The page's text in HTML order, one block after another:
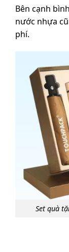
Bên cạnh
nước nhựa
phí.
Set quà